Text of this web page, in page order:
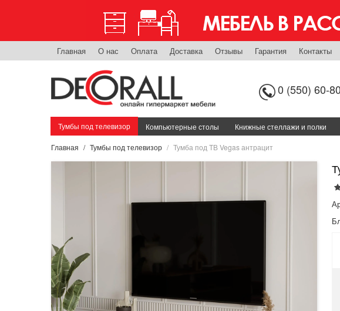
Главная О нас Оплата Доставка Отзывы Гарантия Контакты
0 (550) 60-
Тумбы под телевизор Компьютерные столы Книжные стеллажи и полки
Главная Тумбы под телевизор Тумба под ТВ Vegas антрацит